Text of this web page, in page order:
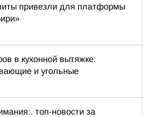
привезли для платформы
в кухонной вытяжке:
и угольные
топ-новости за